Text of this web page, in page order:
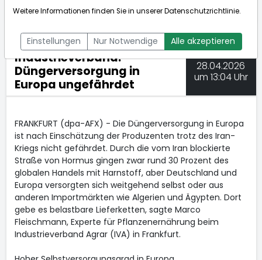
NEWSBOT
Industrieverband:
Düngerversorgung in
Europa ungefährdet
28.04.2026
um 13:04 Uhr
FRANKFURT (dpa-AFX) - Die Düngerversorgung in Europa
ist nach Einschätzung der Produzenten trotz des Iran-
Kriegs nicht gefährdet. Durch die vom Iran blockierte
Straße von Hormus gingen zwar rund 30 Prozent des
globalen Handels mit Harnstoff, aber Deutschland und
Europa versorgten sich weitgehend selbst oder aus
anderen Importmärkten wie Algerien und Ägypten. Dort
gebe es belastbare Lieferketten, sagte Marco
Fleischmann, Experte für Pflanzenernährung beim
Industrieverband Agrar (IVA) in Frankfurt.
Weitere Informationen finden Sie in unsererDatenschutzrichtlinie.
Einstellungen Nur Notwendige Alle akzeptieren